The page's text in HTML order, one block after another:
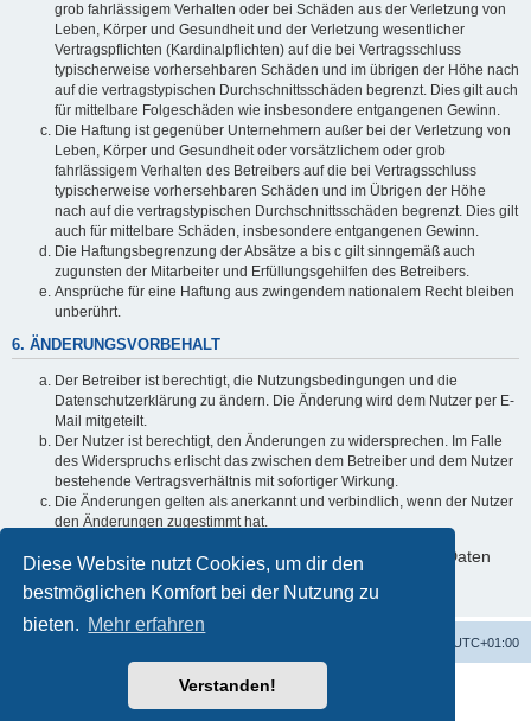
Diese Website nutzt Cookies, um dir den
bestmöglichen Komfort bei der Nutzung zu
bieten. Mehr erfahren
Verstanden!
o
grob fahrlässigem Verhalten oder bei Schäden aus der Verletzung von
Leben, Körper und Gesundheit und der Verletzung wesentlicher
Vertragspflichten (Kardinalpflichten) auf die bei Vertragsschluss
typischerweise vorhersehbaren Schäden und im übrigen der Höhe nach
auf die vertragstypischen Durchschnittsschäden begrenzt. Dies gilt auch
für mittelbare Folgeschäden wie insbesondere entgangenen Gewinn.
Die Haftung ist gegenüber Unternehmern außer bei der Verletzung von
Leben, Körper und Gesundheit oder vorsätzlichem oder grob
fahrlässigem Verhalten des Betreibers auf die bei Vertragsschluss
typischerweise vorhersehbaren Schäden und im Übrigen der Höhe
nach auf die vertragstypischen Durchschnittsschäden begrenzt. Dies gilt
auch für mittelbare Schäden, insbesondere entgangenen Gewinn.
Die Haftungsbegrenzung der Absätze a bis c gilt sinngemäß auch
zugunsten der Mitarbeiter und Erfüllungsgehilfen des Betreibers.
Ansprüche für eine Haftung aus zwingendem nationalem Recht bleiben
unberührt.
6. ÄNDERUNGSVORBEHALT
Der Betreiber ist berechtigt, die Nutzungsbedingungen und die
Datenschutzerklärung zu ändern. Die Änderung wird dem Nutzer per E-
Mail mitgeteilt.
Der Nutzer ist berechtigt, den Änderungen zu widersprechen. Im Falle
des Widerspruchs erlischt das zwischen dem Betreiber und dem Nutzer
bestehende Vertragsverhältnis mit sofortiger Wirkung.
Die Änderungen gelten als anerkannt und verbindlich, wenn der Nutzer
den Änderungen zugestimmt hat.
Informationen über den Umgang mit deinen persönlichen Daten
sind in der Datenschutzerklärung enthalten.
UTC+01:00
Powered byphpBB® Forum Software © phpBB Limited
phpBB.de